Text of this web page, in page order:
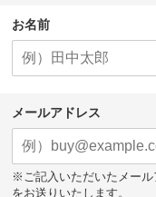
お名前
メールアドレス
※ご記入いただいたメー
をお送りいたします。